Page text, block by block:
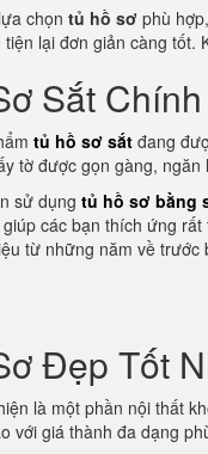
chọn tủ hồ sơ phù
lại đơn giản càng
Sắt
tủ hồ sơ sắt đang
tờ được gọn gàng,
sử dụng tủ hồ sơ bằng
các bạn thích ứng
từ những năm về
Đẹp Tốt
là một phần nội thất
với giá thành đa dạng